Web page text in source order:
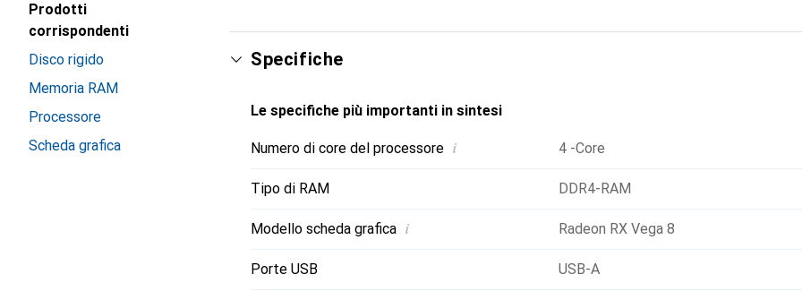
Prodotti
corrispondenti
Disco rigido
Memoria RAM
Processore
Scheda grafica
Specifiche
Le specifiche più importanti in sintesi
Numero di core del processore i 4 -Core
Tipo di RAM DDR4-RAM
Modello scheda grafica i Radeon RX Vega 8
Porte USB USB-A